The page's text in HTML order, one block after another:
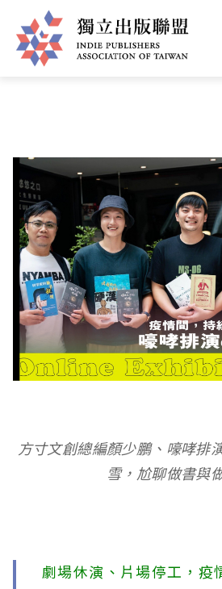
to
main
d
i
e
P
u
b
l
h
s
You
are
Home ❯ 出版現場
方寸文創總編顏少鵬、嚎哮排
雪，尬聊做書與
劇場休演、片場停工，疫